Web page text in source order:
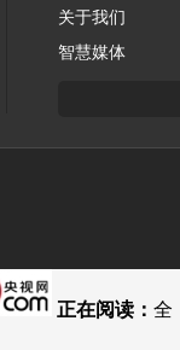
关于我们
智慧媒体
正在阅读： 全